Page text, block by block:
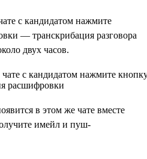
с кандидатом нажмите
— транскрибация разговора
двух часов.
в этом же чате вместе
имейл и пуш-